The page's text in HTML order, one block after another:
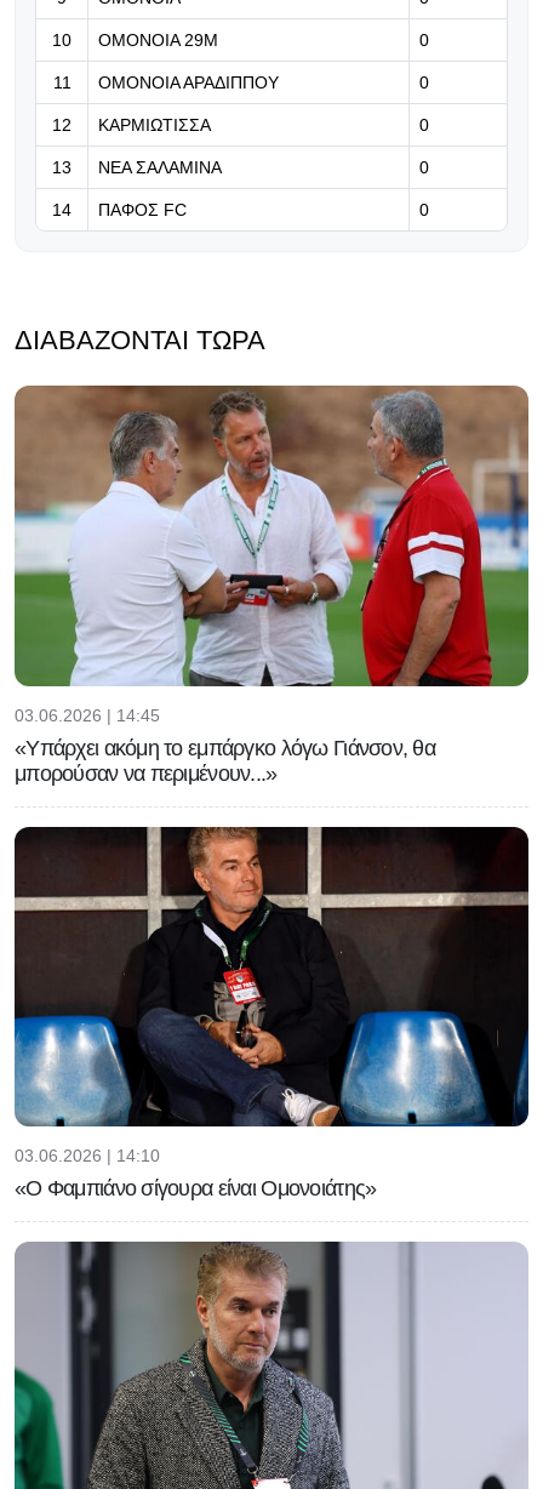
06.08.2026 | 08:39
Ο Ινφαντίνο υπόσχεται τον τελικό
του Μundial 2030 στο Μαρόκο για
να πάρει δημόσια στήριξη!
10 ΟΜΟΝΟΙΑ 29Μ 0
11 ΟΜΟΝΟΙΑ ΑΡΑΔΙΠΠΟΥ 0
12 ΚΑΡΜΙΩΤΙΣΣΑ 0
13 ΝΕΑ ΣΑΛΑΜΙΝΑ 0
14 ΠΑΦΟΣ FC 0
ΔΙΑΒΆΖΟΝΤΑΙ ΤΏΡΑ
03.06.2026 | 14:45
«Υπάρχει ακόμη το εμπάργκο λόγω Γιάνσον, θα
μπορούσαν να περιμένουν...»
03.06.2026 | 14:10
«Ο Φαμπιάνο σίγουρα είναι Ομονοιάτης»